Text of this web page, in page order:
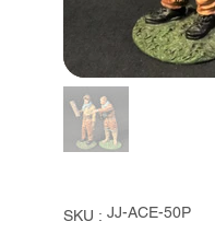
SKU :
SKU
JJ-
JJ-ACE-50P